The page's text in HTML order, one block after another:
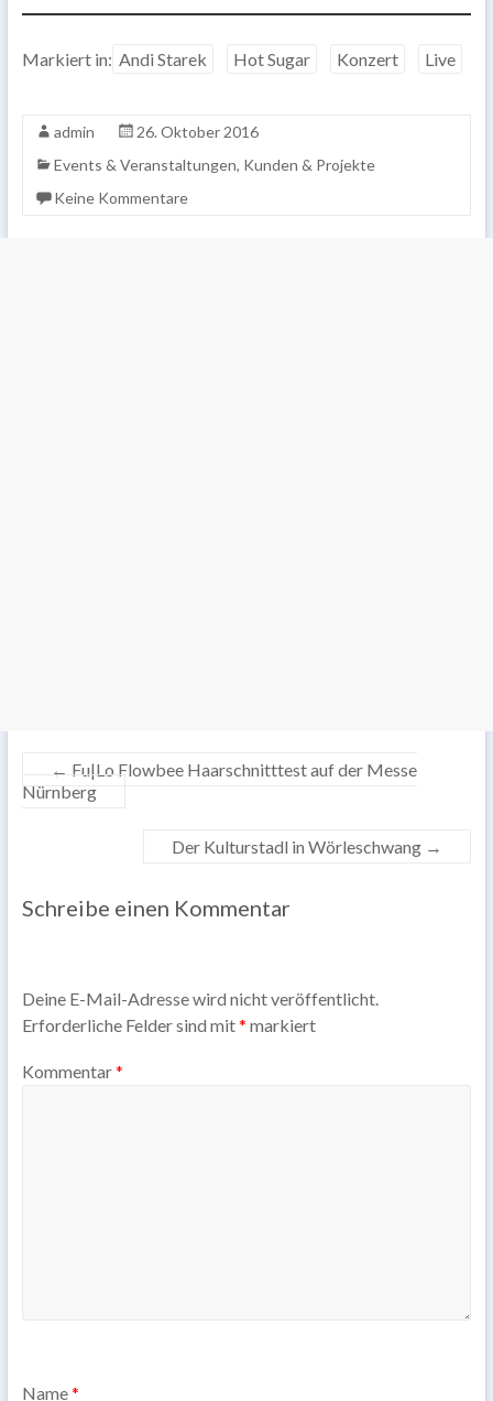
Markiert in: Andi Starek Hot Sugar Konzert Live
admin
26. Oktober 2016
Events & Veranstaltungen, Kunden & Projekte
Keine Kommentare
← Fu|Lo Flowbee Haarschnitttest auf der Messe
Nürnberg
Der Kulturstadl in Wörleschwang →
Schreibe einen Kommentar
Deine E-Mail-Adresse wird nicht veröffentlicht.
Erforderliche Felder sind mit* markiert
Kommentar*
Name*